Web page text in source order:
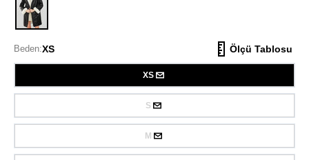
Siyah
Beden:XS Ölçü Tablosu
XS
S
M